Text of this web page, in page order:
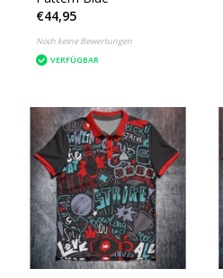
€44,95
Noch keine Bewertungen
VERFÜGBAR